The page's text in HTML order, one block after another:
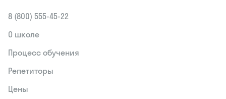
8 (800) 555‑45-22
О школе
Процесс обучения
Репетиторы
Цены